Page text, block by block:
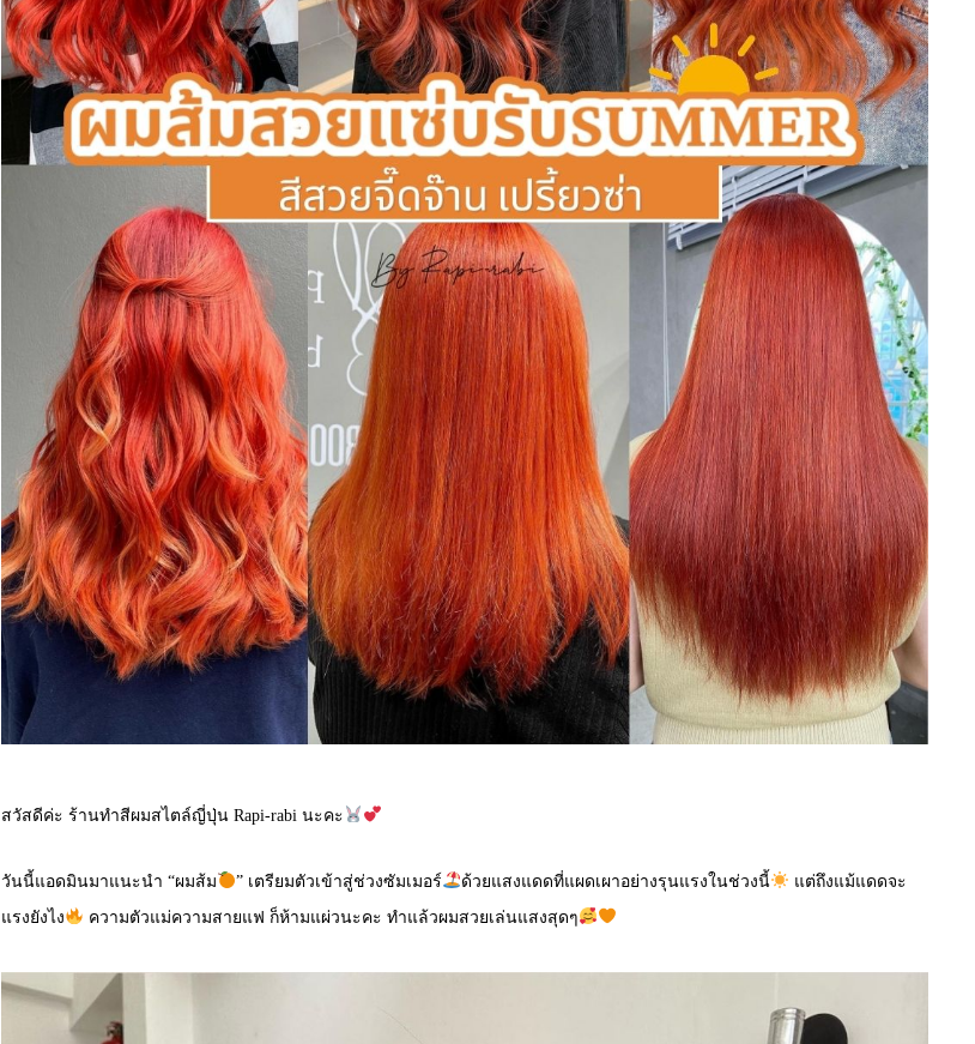
สวัสดีค่ะ ร้านทำสีผมสไตล์ญี่ปุ่น Rapi-rabi นะคะ
วันนี้แอดมินมาแนะนำ “ผมส้ม ” เตรียมตัวเข้าสู่ช่วงซัมเมอร์ ด้วยแสงแดดที่แผดเผาอย่างรุนแรงในช่วงนี้
แต่ถึงแม้แดดจะ
แรงยังไง
ความตัวแม่ความสายแฟ ก็ห้ามแผ่วนะคะ ทำแล้วผมสวยเล่นแสงสุดๆ